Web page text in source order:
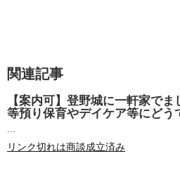
関連記事
【案内可】登野城に一軒家で
等預り保育やデイケア等にどう
...
リンク切れは商談成立済み